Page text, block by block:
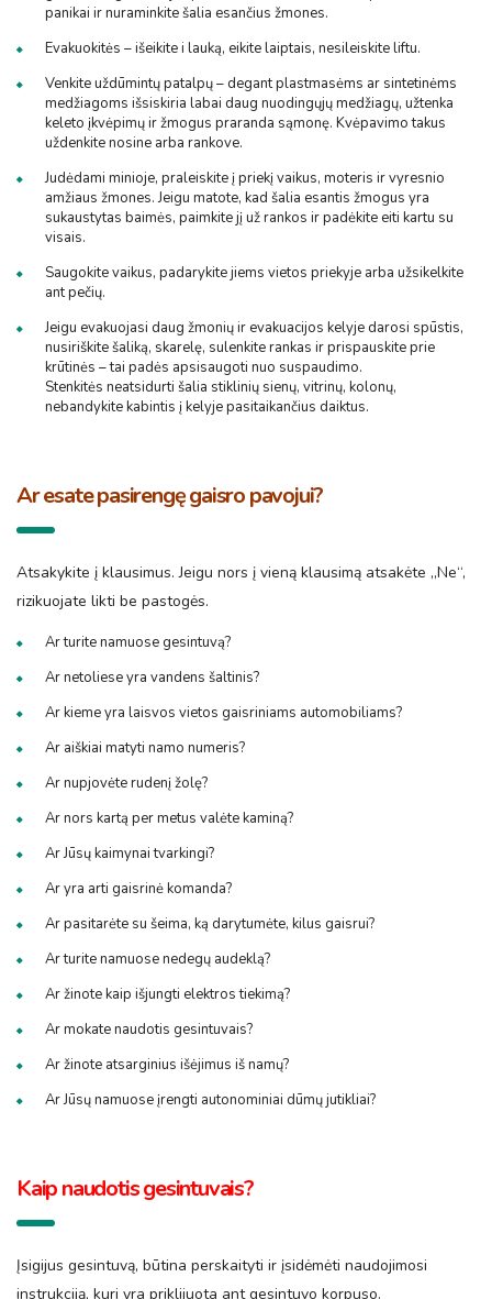
panikai ir nuraminkite šalia esančius žmones.
Evakuokitės – išeikite i lauką, eikite laiptais, nesileiskite liftu.
Venkite uždūmintų patalpų – degant plastmasėms ar sintetinėms
medžiagoms išsiskiria labai daug nuodingųjų medžiagų, užtenka
keleto įkvėpimų ir žmogus praranda sąmonę. Kvėpavimo takus
uždenkite nosine arba rankove.
Judėdami minioje, praleiskite į priekį vaikus, moteris ir vyresnio
amžiaus žmones. Jeigu matote, kad šalia esantis žmogus yra
sukaustytas baimės, paimkite jį už rankos ir padėkite eiti kartu su
visais.
Saugokite vaikus, padarykite jiems vietos priekyje arba užsikelkite
ant pečių.
Jeigu evakuojasi daug žmonių ir evakuacijos kelyje darosi spūstis,
nusiriškite šaliką, skarelę, sulenkite rankas ir prispauskite prie
krūtinės – tai padės apsisaugoti nuo suspaudimo.
Stenkitės neatsidurti šalia stiklinių sienų, vitrinų, kolonų,
nebandykite kabintis į kelyje pasitaikančius daiktus.
Ar esate pasirengę gaisro pavojui?
Atsakykite į klausimus. Jeigu nors į vieną klausimą atsakėte „Ne“,
rizikuojate likti be pastogės.
Ar turite namuose gesintuvą?
Ar netoliese yra vandens šaltinis?
Ar kieme yra laisvos vietos gaisriniams automobiliams?
Ar aiškiai matyti namo numeris?
Ar nupjovėte rudenį žolę?
Ar nors kartą per metus valėte kaminą?
Ar Jūsų kaimynai tvarkingi?
Ar yra arti gaisrinė komanda?
Ar pasitarėte su šeima, ką darytumėte, kilus gaisrui?
Ar turite namuose nedegų audeklą?
Ar žinote kaip išjungti elektros tiekimą?
Ar mokate naudotis gesintuvais?
Ar žinote atsarginius išėjimus iš namų?
Ar Jūsų namuose įrengti autonominiai dūmų jutikliai?
Kaip naudotis gesintuvais?
Įsigijus gesintuvą, būtina perskaityti ir įsidėmėti naudojimosi
instrukciją, kuri yra priklijuota ant gesintuvo korpuso.